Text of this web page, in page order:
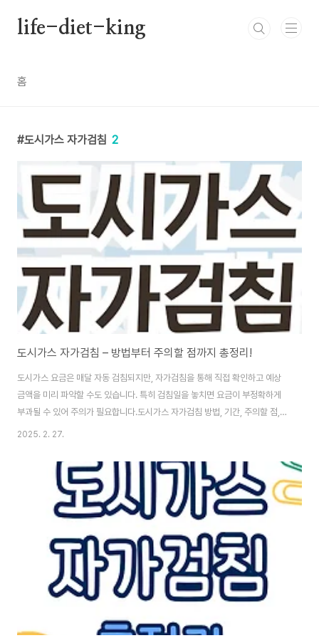
life-diet-king
홈
도시가스 자가검침 2
도시가스 자가검침 – 방법부터 주의할 점까지 총정리!
도시가스 요금은 매달 자동 검침되지만, 자가검침을 통해 직접 확인하고 예상
금액을 미리 파악할 수도 있습니다. 특히 검침일을 놓치면 요금이 부정확하게
부과될 수 있어 주의가 필요합니다.도시가스 자가검침 방법, 기간, 주의할 점,
예상 금액 계산법까지 아래에서 자세하게 확인하시기 바랍니다.목차 도시가스
검침 시 주의해야 할 점 도시가스 요금 계산 방법 – 예상 금액 알아보기 도시가
스 자가검침 Q&A – 자주 묻는 질문 [도시가스 자가검침이란?]도시가스 사용
량을 스스로 확인하고 검침 결과를 직접 제출하는 방식으로, 검침원이 방문하
지 않아도 홈페이지, 모바일 앱 등으로 간편하게 입력 가능하며, 검침 누락 방지
및 예상 요금 확인에..
2025. 2. 27.